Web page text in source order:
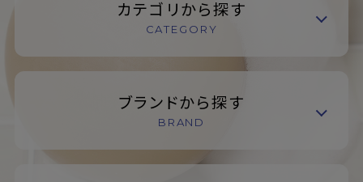
カテゴリから探す
CATEGORY
ブランドから探す
BRAND